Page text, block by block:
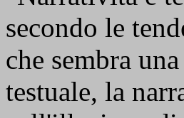
secondo le
che sembra
testuale, la